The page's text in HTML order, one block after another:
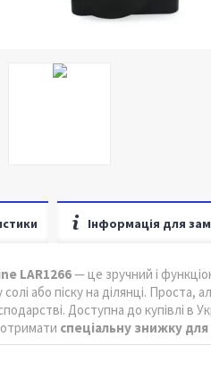
Інформація для
LAR1266— це зручний і
або піску на ділянці. Проста,
Доступна до купівлі в
отримати спеціальну знижку для